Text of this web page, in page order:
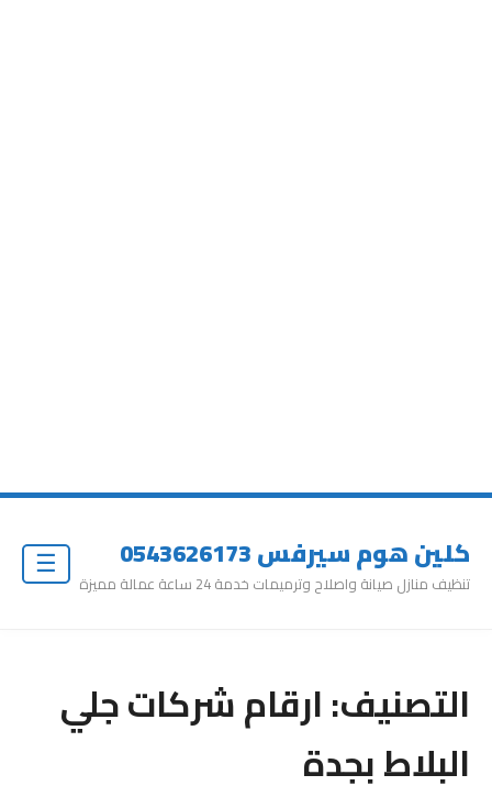
كلين هوم سيرفس 0543626173
تنظيف منازل صيانة واصلاح وترميمات خدمة 24 ساعة عمالة مميزة
التصنيف:ارقام شركات جلي
البلاط بجدة